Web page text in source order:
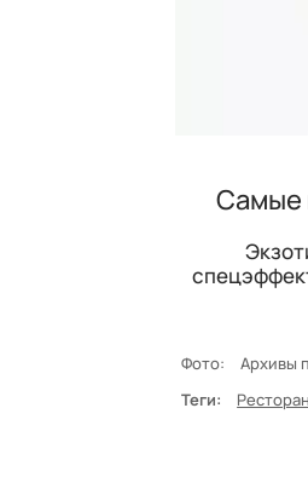
Самые
Фото: Архивы
Теги: